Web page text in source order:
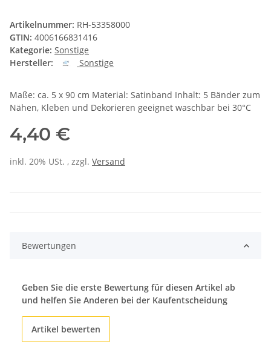
Artikelnummer: RH-53358000
GTIN: 4006166831416
Kategorie: Sonstige
Hersteller:
Sonstige
Maße: ca. 5 x 90 cm Material: Satinband Inhalt: 5 Bänder zum
Nähen, Kleben und Dekorieren geeignet waschbar bei 30°C
4,40 €
inkl. 20% USt. , zzgl. Versand
Bewertungen
Geben Sie die erste Bewertung für diesen Artikel ab
und helfen Sie Anderen bei der Kaufentscheidung
Artikel bewerten